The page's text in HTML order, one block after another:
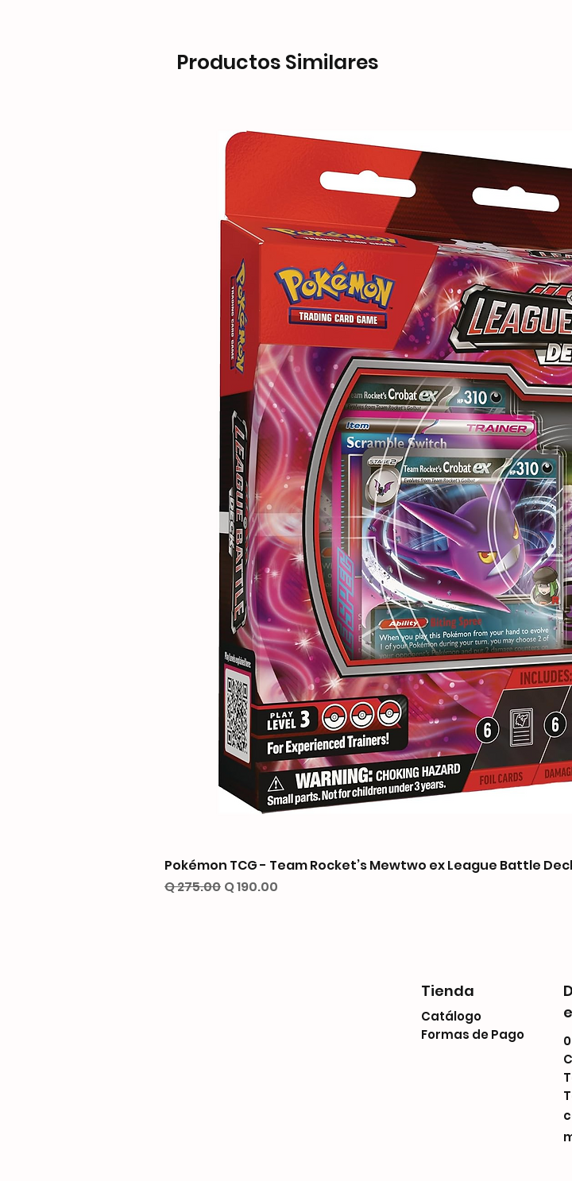
Productos Similares
Pokémon TCG - Team Rocket’s Mewtwo ex League Battle
Precio
Q 275.00 Precio de oferta
Q 190.00
Tienda
Catálogo
Formas de Pago